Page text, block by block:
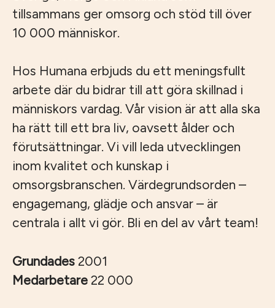
tillsammans ger omsorg och stöd till över
10 000 människor.
Hos Humana erbjuds du ett meningsfullt
arbete där du bidrar till att göra skillnad i
människors vardag. Vår vision är att alla ska
ha rätt till ett bra liv, oavsett ålder och
förutsättningar. Vi vill leda utvecklingen
inom kvalitet och kunskap i
omsorgsbranschen. Värdegrundsorden –
engagemang, glädje och ansvar – är
centrala i allt vi gör. Bli en del av vårt team!
Grundades 2001
Medarbetare 22 000